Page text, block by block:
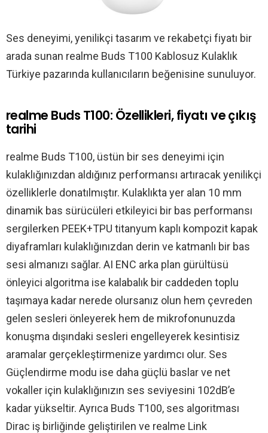
Ses deneyimi, yenilikçi tasarım ve rekabetçi fiyatı bir
arada sunan realme Buds T100 Kablosuz Kulaklık
Türkiye pazarında kullanıcıların beğenisine sunuluyor.
realme Buds T100: Özellikleri, fiyatı ve çıkış
tarihi
realme Buds T100, üstün bir ses deneyimi için
kulaklığınızdan aldığınız performansı artıracak yenilikçi
özelliklerle donatılmıştır. Kulaklıkta yer alan 10 mm
dinamik bas sürücüleri etkileyici bir bas performansı
sergilerken PEEK+TPU titanyum kaplı kompozit kapak
diyaframları kulaklığınızdan derin ve katmanlı bir bas
sesi almanızı sağlar. AI ENC arka plan gürültüsü
önleyici algoritma ise kalabalık bir caddeden toplu
taşımaya kadar nerede olursanız olun hem çevreden
gelen sesleri önleyerek hem de mikrofonunuzda
konuşma dışındaki sesleri engelleyerek kesintisiz
aramalar gerçekleştirmenize yardımcı olur. Ses
Güçlendirme modu ise daha güçlü baslar ve net
vokaller için kulaklığınızın ses seviyesini 102dB’e
kadar yükseltir. Ayrıca Buds T100, ses algoritması
Dirac iş birliğinde geliştirilen ve realme Link